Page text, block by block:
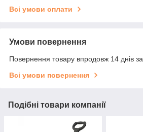
Всі умови оплати
Умови повернення
Повернення товару впродовж 14 днів
Всі умови повернення
Подібні товари компанії